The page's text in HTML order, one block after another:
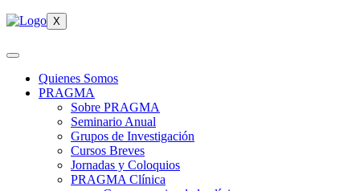
X
Quienes Somos
PRAGMA
Sobre PRAGMA
Seminario Anual
Grupos de Investigación
Cursos Breves
Jornadas y Coloquios
PRAGMA Clínica